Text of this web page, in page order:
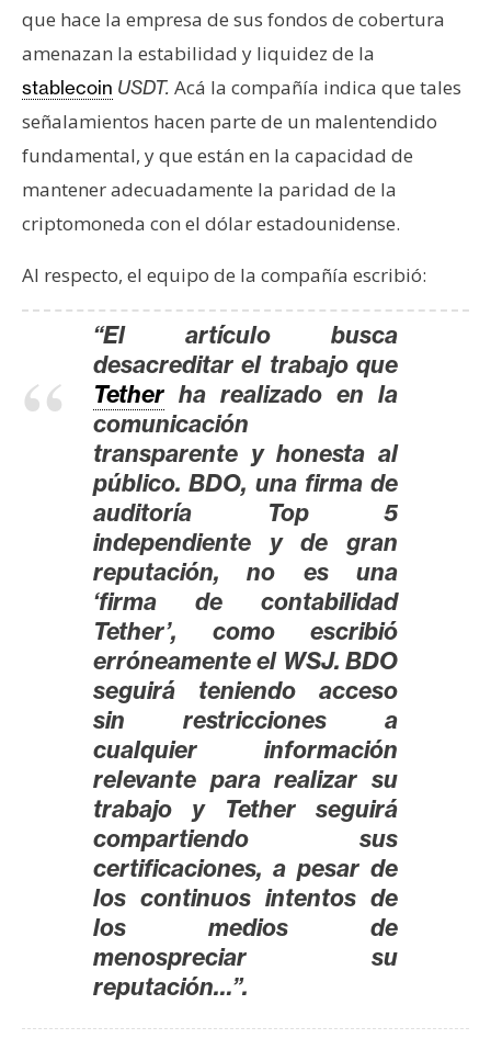
T
e
m
s
e
C
P
que hace la empresa de sus fondos de cobertura
amenazan la estabilidad y liquidez de la
stablecoin USDT. Acá la compañía indica que tales
señalamientos hacen parte de un malentendido
fundamental, y que están en la capacidad de
mantener adecuadamente la paridad de la
criptomoneda con el dólar estadounidense.
Al respecto, el equipo de la compañía escribió:
“El artículo busca
desacreditar el trabajo que
Tether ha realizado en la
comunicación
transparente y honesta al
público. BDO, una firma de
auditoría Top 5
independiente y de gran
reputación, no es una
‘firma de contabilidad
Tether’, como escribió
erróneamente el WSJ. BDO
seguirá teniendo acceso
sin restricciones a
cualquier información
relevante para realizar su
trabajo y Tether seguirá
compartiendo sus
certificaciones, a pesar de
los continuos intentos de
los medios de
menospreciar su
reputación…”.